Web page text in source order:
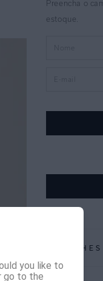
you like to
go to the
REF: